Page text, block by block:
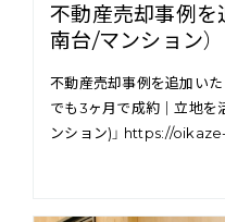
不動産売却事例を
南台/マンション）
不動産売却事例を追加いた
でも3ヶ月で成約｜立地を
ンション)」 https://